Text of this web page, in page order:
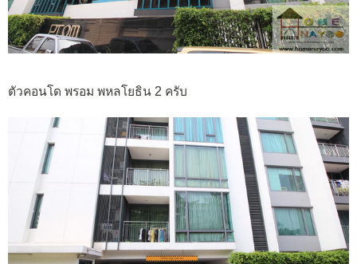
ตัวคอนโด พรอม พหลโยธิน 2 ครับ